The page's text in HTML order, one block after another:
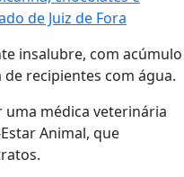
de Juiz de Fora
insalubre, com acúmulo
de recipientes com água.
médica veterinária
Animal, que